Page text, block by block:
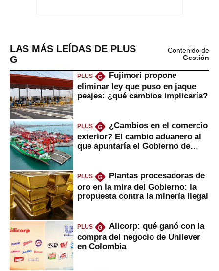
LAS MÁS LEÍDAS DE PLUS
G
Contenido de
Gestión
PLUS G
Fujimori propone
eliminar ley que puso en jaque
peajes: ¿qué cambios implicaría?
PLUS G
¿Cambios en el comercio
exterior? El cambio aduanero al
que apuntaría el Gobierno de
PLUS G
Plantas procesadoras de
oro en la mira del Gobierno: la
propuesta contra la minería ilegal
PLUS G
Alicorp: qué ganó con la
compra del negocio de Unilever
en Colombia